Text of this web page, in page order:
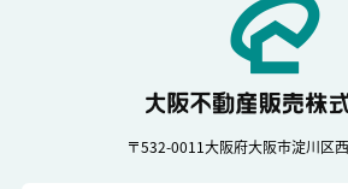
〒532-0011大阪府大阪市淀川区